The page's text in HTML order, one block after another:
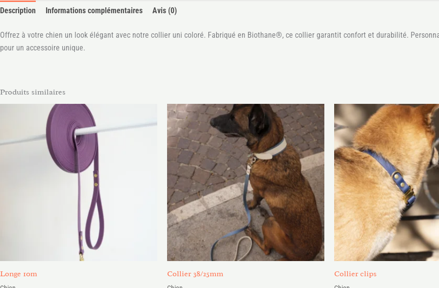
Description Informations complémentaires Avis (0)
Offrez à votre chien un look élégant avec notre collier uni coloré. Fabriqué en Biothane®, ce collier garantit confort et durabilité.
pour un accessoire unique.
Produits similaires
Longe 10m
Plage
de
prix :
68.00€
Collier 38/25mm
Plage
de
prix :
40.00€
48.00€
Collier clips
Plage
de
prix :
27.00€
32.00€